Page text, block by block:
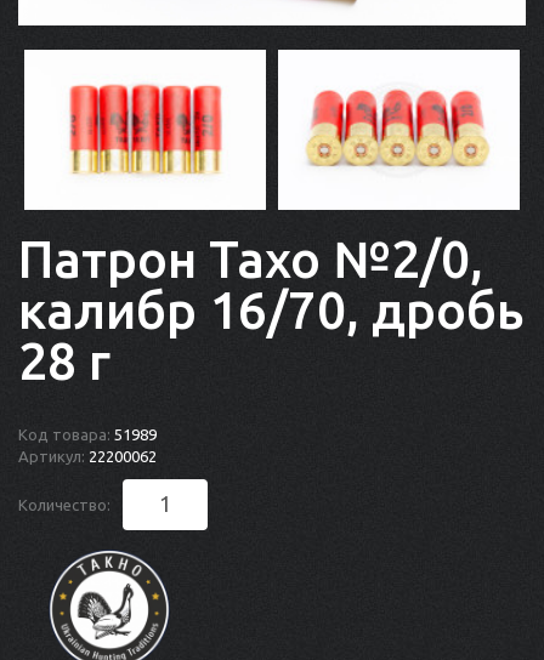
Патрон Тахо №2/0,
калибр 16/70, дробь
28 г
Код товара: 51989
Артикул: 22200062
Количество: